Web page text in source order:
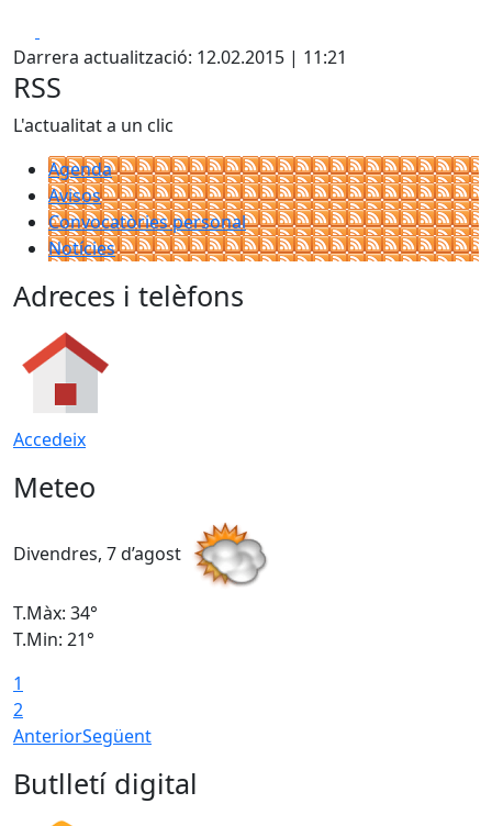
Darrera actualització: 12.02.2015 | 11:21
RSS
L'actualitat a un clic
Agenda
Avisos
Convocatòries personal
Notícies
Adreces i telèfons
Accedeix
Meteo
Divendres, 7 d’agost
T.Màx: 34°
T.Min: 21°
1
2
AnteriorSegüent
Butlletí digital